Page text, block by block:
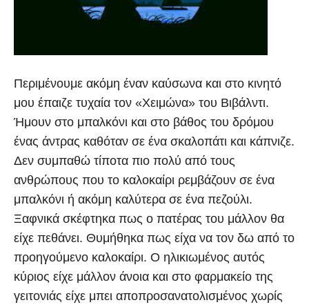
Περιμένουμε ακόμη έναν καύσωνα και στο κινητό
μου έπαιζε τυχαία τον «Χειμώνα» του Βιβάλντι.
Ήμουν στο μπαλκόνι και στο βάθος του δρόμου
ένας άντρας καθόταν σε ένα σκαλοπάτι και κάπνιζε.
Δεν συμπαθώ τίποτα πιο πολύ από τους
ανθρώπους που το καλοκαίρι ρεμβάζουν σε ένα
μπαλκόνι ή ακόμη καλύτερα σε ένα πεζούλι.
Ξαφνικά σκέφτηκα πως ο πατέρας του μάλλον θα
είχε πεθάνει. Θυμήθηκα πως είχα να τον δω από το
προηγούμενο καλοκαίρι. Ο ηλικιωμένος αυτός
κύριος είχε μάλλον άνοια και στο φαρμακείο της
γειτονιάς είχε μπει αποπροσανατολισμένος χωρίς